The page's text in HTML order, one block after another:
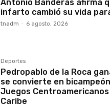
Antonio Banderas afirma
infarto cambió su vida
tnadm - 6 agosto, 2026
Deportes
Pedropablo de la Roca
se convierte en
Juegos Centroamericanos
Caribe